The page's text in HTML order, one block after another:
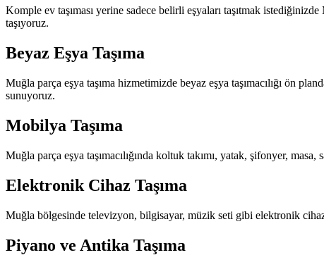
Komple ev taşıması yerine sadece belirli eşyaları taşıtmak
taşıyoruz.
Beyaz Eşya Taşıma
Muğla parça eşya taşıma hizmetimizde beyaz eşya taşımacılığı ön
sunuyoruz.
Mobilya Taşıma
Muğla parça eşya taşımacılığında koltuk takımı, yatak, şifonyer,
Elektronik Cihaz Taşıma
Muğla bölgesinde televizyon, bilgisayar, müzik seti gibi elektronik
Piyano ve Antika Taşıma